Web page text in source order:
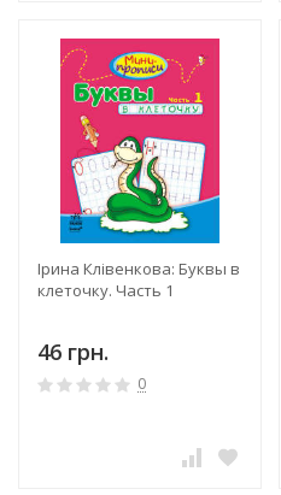
Ірина Клівенкова: Буквы в
клеточку. Часть 1
46 грн.
0